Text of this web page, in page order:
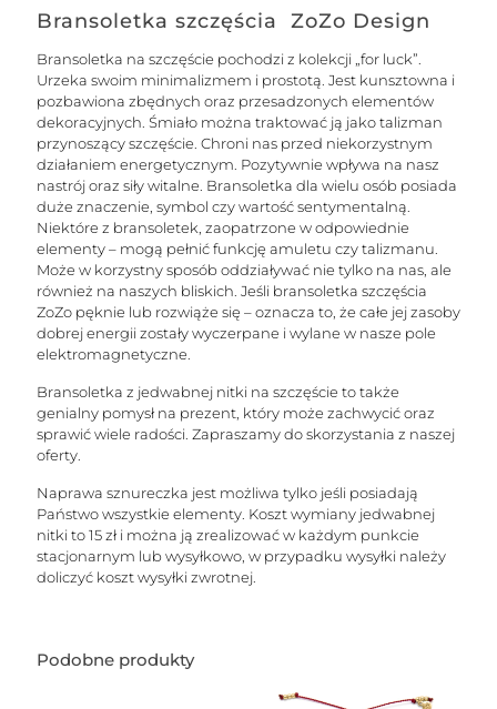
nitką
z
kuleczką
-
pozłacana
Bransoletka szczęścia ZoZo Design
Bransoletka na szczęście pochodzi z kolekcji „for luck”.
Urzeka swoim minimalizmem i prostotą. Jest kunsztowna i
pozbawiona zbędnych oraz przesadzonych elementów
dekoracyjnych. Śmiało można traktować ją jako talizman
przynoszący szczęście. Chroni nas przed niekorzystnym
działaniem energetycznym. Pozytywnie wpływa na nasz
nastrój oraz siły witalne. Bransoletka dla wielu osób posiada
duże znaczenie, symbol czy wartość sentymentalną.
Niektóre z bransoletek, zaopatrzone w odpowiednie
elementy – mogą pełnić funkcję amuletu czy talizmanu.
Może w korzystny sposób oddziaływać nie tylko na nas, ale
również na naszych bliskich. Jeśli bransoletka szczęścia
ZoZo pęknie lub rozwiąże się – oznacza to, że całe jej zasoby
dobrej energii zostały wyczerpane i wylane w nasze pole
elektromagnetyczne.
Bransoletka z jedwabnej nitki na szczęście to także
genialny pomysł na prezent, który może zachwycić oraz
sprawić wiele radości. Zapraszamy do skorzystania z naszej
oferty.
Naprawa sznureczka jest możliwa tylko jeśli posiadają
Państwo wszystkie elementy. Koszt wymiany jedwabnej
nitki to 15 zł i można ją zrealizować w każdym punkcie
stacjonarnym lub wysyłkowo, w przypadku wysyłki należy
doliczyć koszt wysyłki zwrotnej.
Podobne produkty